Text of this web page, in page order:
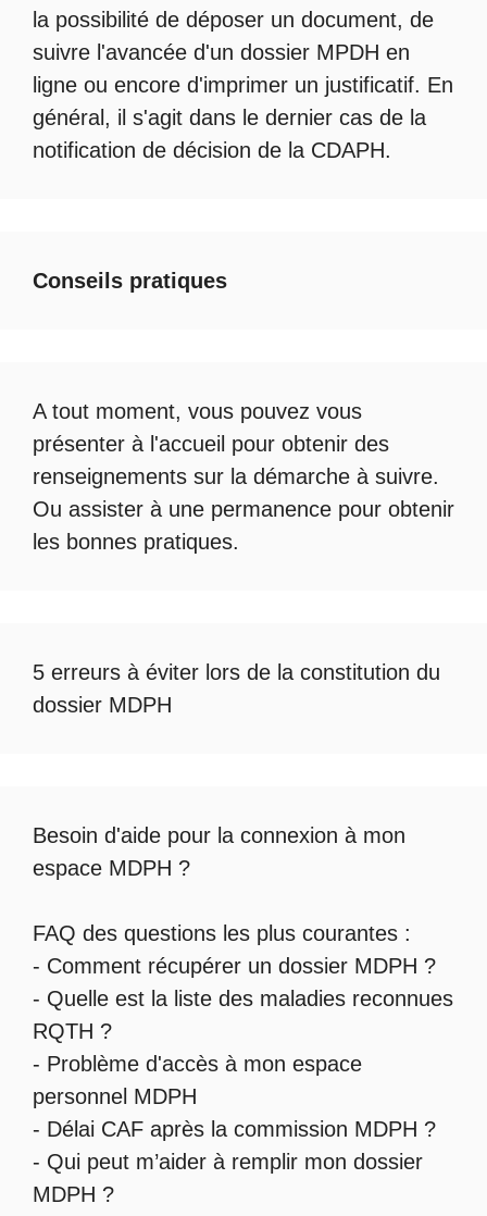
la possibilité de déposer un document, de
suivre l'avancée d'un dossier MPDH en
ligne ou encore d'imprimer un justificatif. En
général, il s'agit dans le dernier cas de la
notification de décision de la CDAPH.
Conseils pratiques
A tout moment, vous pouvez vous
présenter à l'accueil pour obtenir des
renseignements sur la démarche à suivre.
Ou assister à une permanence pour obtenir
les bonnes pratiques.
5 erreurs à éviter lors de la constitution du
dossier MDPH
Besoin d'aide pour la connexion à mon
espace MDPH ?
FAQ des questions les plus courantes :
- Comment récupérer un dossier MDPH ?
- Quelle est la liste des maladies reconnues
RQTH ?
- Problème d'accès à mon espace
personnel MDPH
- Délai CAF après la commission MDPH ?
- Qui peut m’aider à remplir mon dossier
MDPH ?